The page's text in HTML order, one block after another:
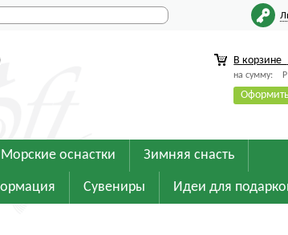
В корзине
на сумму: Р
Оформить
Морские оснастки Зимняя снасть
Сувениры Идеи для